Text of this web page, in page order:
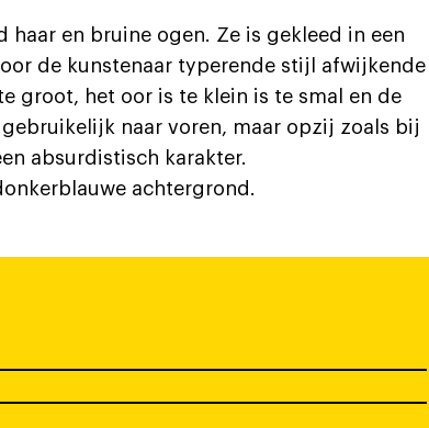
en bruine ogen. Ze is gekleed in een
de kunstenaar typerende stijl afwijkende
groot, het oor is te klein is te smal en de
naar voren, maar opzij zoals bij
absurdistisch karakter.
achtergrond.